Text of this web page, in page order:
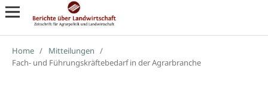
Home / Mitteilungen /
Fach- und Führungskräftebedarf in der Agrarbranche